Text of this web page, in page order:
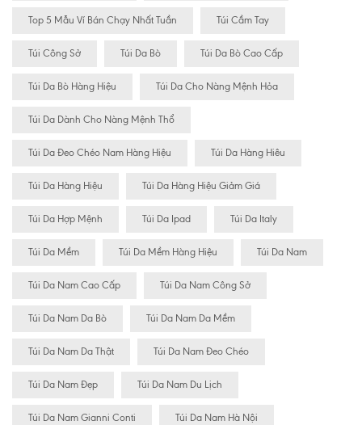
Top 5 Mẫu Ví Bán Chạy Nhất Tuần Túi Cầm Tay
Túi Công Sở Túi Da Bò Túi Da Bò Cao Cấp
Túi Da Bò Hàng Hiệu Túi Da Cho Nàng Mệnh Hỏa
Túi Da Dành Cho Nàng Mệnh Thổ
Túi Da Đeo Chéo Nam Hàng Hiệu Túi Da Hàng Hiêu
Túi Da Hàng Hiệu Túi Da Hàng Hiệu Giảm Giá
Túi Da Hợp Mệnh Túi Da Ipad Túi Da Italy
Túi Da Mềm Túi Da Mềm Hàng Hiệu Túi Da Nam
Túi Da Nam Cao Cấp Túi Da Nam Công Sở
Túi Da Nam Da Bò Túi Da Nam Da Mềm
Túi Da Nam Da Thật Túi Da Nam Đeo Chéo
Túi Da Nam Đẹp Túi Da Nam Du Lịch
Túi Da Nam Gianni Conti Túi Da Nam Hà Nội